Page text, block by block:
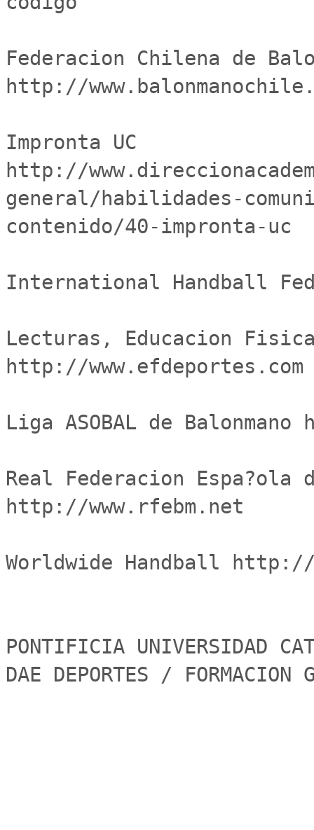
Federacion Chilena de
http://
Impronta UC
http://
general/habilidades-
contenido/40-impronta-uc
International Handball
Lecturas, Educacion
http://www.efdeportes.com
Liga ASOBAL de
Real Federacion Espa?ola
http://www.rfebm.net
Worldwide Handball
PONTIFICIA UNIVERSIDAD
DAE DEPORTES /